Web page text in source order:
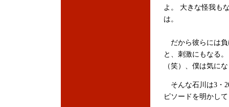
よ。 大きな怪我も
は。
だから彼らには負
と、刺激にもなる
（笑）、僕は気に
そんな石川は3・
ピソードを明かし